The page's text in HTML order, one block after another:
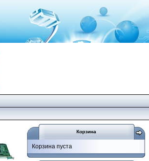
Корзина
Корзина пуста